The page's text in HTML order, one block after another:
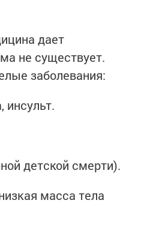
дает
не существует.
заболевания:
инсульт.
детской смерти).
масса тела